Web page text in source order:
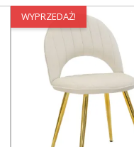
WYPRZEDAŻ!